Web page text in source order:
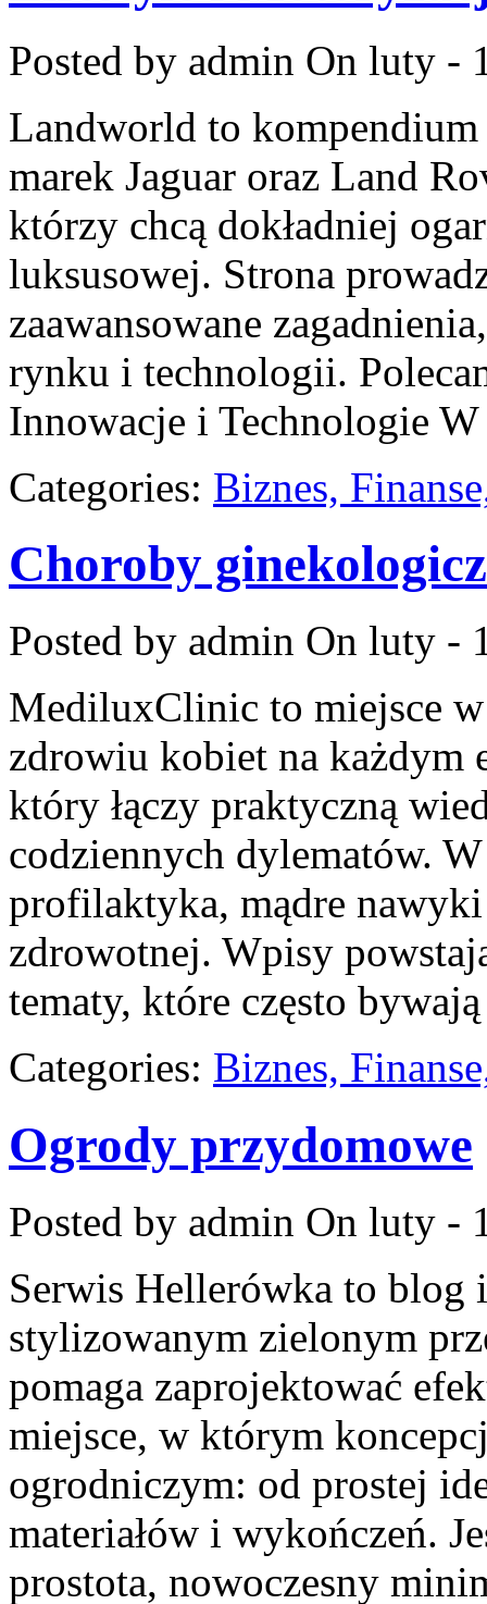
Posted by admin On luty -
Landworld to
marek Jaguar oraz Land
którzy chcą dokładniej
luksusowej. Strona
zaawansowane
rynku i technologii.
Innowacje i Technologie
Categories: Biznes,
Choroby
Posted by admin On luty -
MediluxClinic to miejsce
zdrowiu kobiet na każdym
który łączy praktyczną
codziennych dylematów.
profilaktyka, mądre
zdrowotnej. Wpisy
tematy, które często bywają
Categories: Biznes,
Ogrody przydomowe
Posted by admin On luty -
Serwis Hellerówka to blog
stylizowanym zielonym
pomaga zaprojektować
miejsce, w którym
ogrodniczym: od prostej
materiałów i wykończeń.
prostota, nowoczesny